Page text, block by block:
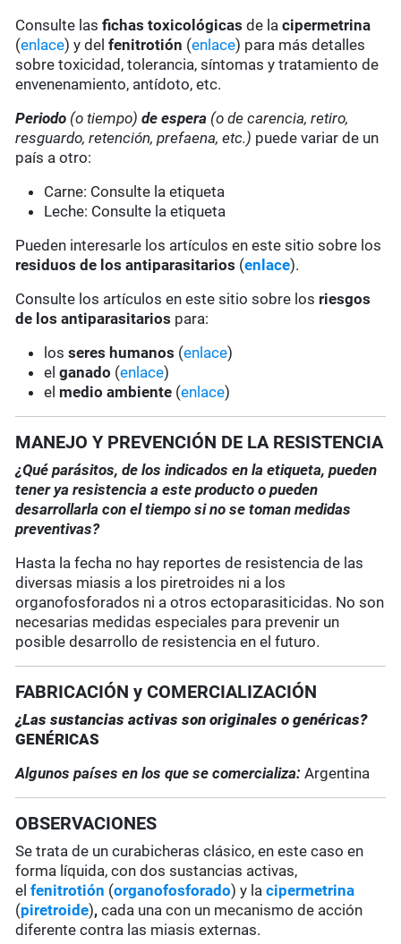
Consulte lasfichas toxicológicas de la cipermetrina
(enlace) y delfenitrotión (enlace) para más detalles
sobre toxicidad, tolerancia, síntomas y tratamiento de
envenenamiento, antídoto, etc.
Periodo (o tiempo) de espera (o de carencia, retiro,
resguardo, retención, prefaena, etc.) puede variar de un
país a otro:
Carne: Consulte la etiqueta
Leche: Consulte la etiqueta
Pueden interesarle los artículos en este sitio sobre los
residuos de los antiparasitarios (enlace).
Consulte los artículos en este sitio sobre los riesgos
de los antiparasitarios para:
losseres humanos (enlace)
elganado (enlace)
el medio ambiente (enlace)
MANEJO Y PREVENCIÓN DE LA RESISTENCIA
¿Qué parásitos, de los indicados en la etiqueta, pueden
tener ya resistencia a este producto o pueden
desarrollarla con el tiempo si no se toman medidas
preventivas?
Hasta la fecha no hay reportes de resistencia de las
diversas miasis a los piretroides ni a los
organofosforados ni a otros ectoparasiticidas. No son
necesarias medidas especiales para prevenir un
posible desarrollo de resistencia en el futuro.
FABRICACIÓN y COMERCIALIZACIÓN
¿Las sustancias activas son originales o genéricas?
GENÉRICAS
Algunos países en los que se comercializa:Argentina
OBSERVACIONES
Se trata de un curabicheras clásico, en este caso en
forma líquida, con dos sustancias activas,
elfenitrotión (organofosforado) y lacipermetrina
(piretroide),cada una con un mecanismo de acción
diferente contra las miasis externas.